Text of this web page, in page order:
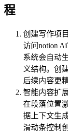
程
创建写作项目
访问notion
系统会自动
义结构。创
后续内容更
智能内容扩
在段落位置
据上下文生
滑动条控制